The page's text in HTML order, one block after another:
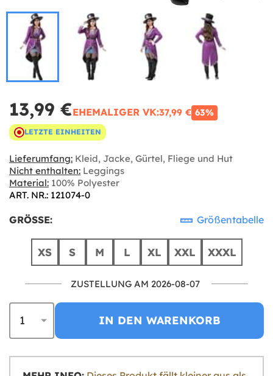
13,99 €EHEMALIGER VK:37,99 € 63%
LETZTE EINHEITEN
Lieferumfang: Kleid, Jacke, Gürtel, Fliege und Hut
Nicht enthalten: Leggings
Material: 100% Polyester
ART. NR.: 121074-0
GRÖSSE: Größentabelle
XS S M L XL XXL XXXL
ZUSTELLUNG AM 2026-08-07
IN DEN WARENKORB